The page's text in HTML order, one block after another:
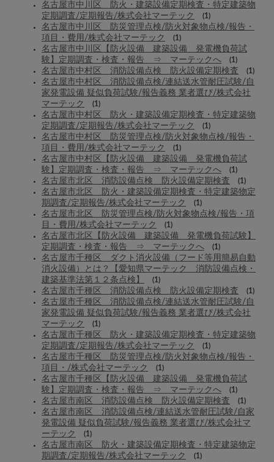
名古屋市中川区 防火・建築設備定期検査・特定建築物
定期調査/定期報告/株式会社マーテック
(1)
名古屋市中川区 防災管理点検/防火対象物点検/報告・
項目・費用/株式会社マーテック
(1)
名古屋市中川区【防火設備 建築設備 発電機負荷試
験】定期調査・検査・報告 ⇒ マーテックへ
(1)
名古屋市中村区 消防設備点検 防火設備定期検査 (1)
名古屋市中村区 消防設備点検/連結送水管耐圧試験/自
家発電設備 疑似負荷試験/報告義務 業者選び/株式会社
マーテック
(1)
名古屋市中村区 防火・建築設備定期検査・特定建築物
定期調査/定期報告/株式会社マーテック
(1)
名古屋市中村区 防災管理点検/防火対象物点検/報告・
項目・費用/株式会社マーテック
(1)
名古屋市中村区【防火設備 建築設備 発電機負荷試
験】定期調査・検査・報告 ⇒ マーテックへ
(1)
名古屋市北区 消防設備点検 防火設備定期検査 (1)
名古屋市北区 防火・建築設備定期検査・特定建築物定
期調査/定期報告/株式会社マーテック
(1)
名古屋市北区 防災管理点検/防火対象物点検/報告・項
目・費用/株式会社マーテック
(1)
名古屋市北区【防火設備 建築設備 発電機負荷試験】
定期調査・検査・報告 ⇒ マーテックへ
(1)
名古屋市千種区 ダクト消火設備（フード等用簡易自動
消火設備）とは？【愛知県マーテック 消防設備点検・
建築基準法第１２条点検】
(1)
名古屋市千種区 消防設備点検 防火設備定期検査 (1)
名古屋市千種区 消防設備点検/連結送水管耐圧試験/自
家発電設備 疑似負荷試験/報告義務 業者選び/株式会社
マーテック
(1)
名古屋市千種区 防火・建築設備定期検査・特定建築物
定期調査/定期報告/株式会社マーテック
(1)
名古屋市千種区 防災管理点検/防火対象物点検/報告・
項目・/株式会社マーテック
(1)
名古屋市千種区【防火設備 建築設備 発電機負荷試
験】定期調査・検査・報告 ⇒ マーテックへ
(1)
名古屋市南区 消防設備点検 防火設備定期検査 (1)
名古屋市南区 消防設備点検/連結送水管耐圧試験/自家
発電設備 疑似負荷試験/報告義務 業者選び/株式会社マ
ーテック
(1)
名古屋市南区 防火・建築設備定期検査・特定建築物定
期調査/定期報告/株式会社マーテック
(1)